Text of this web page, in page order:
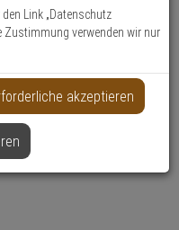
Link „Datenschutz
Zustimmung verwenden wir nur
akzeptieren